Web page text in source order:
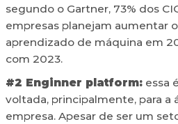
segundo o Gartner, 73% dos
empresas planejam aumentar
aprendizado de máquina em
com 2023.
#2 Enginner platform:essa
voltada, principalmente, para a
empresa. Apesar de ser um